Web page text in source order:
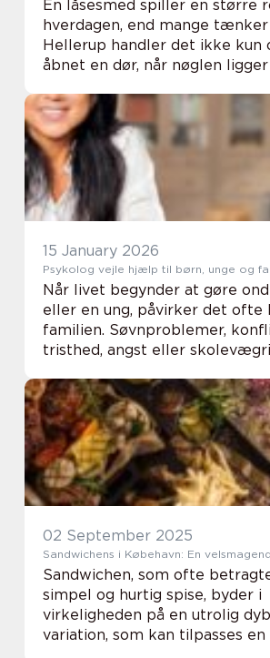
En låsesmed spiller en større
hverdagen, end mange tænker
Hellerup handler det ikke kun
åbnet en dør, når nøglen
tryghed i hjemmet,
og smarte løsninger, der ...
15 January 2026
Psykolog vejle hjælp til børn, unge
Når livet begynder at gøre
eller en ung, påvirker det ofte
familien. Søvnproblemer,
tristhed, angst eller
tilbage med en følelse af
vi hen...
02 September 2025
Sandwichens i Købehavn: En
Sandwichen, som ofte
simpel og hurtig spise, byder i
virkeligheden på en utrolig
variation, som kan tilpasses en